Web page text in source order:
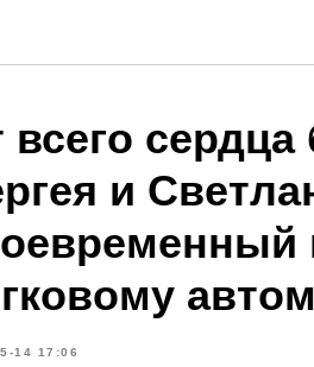
всего
и
14 17:06